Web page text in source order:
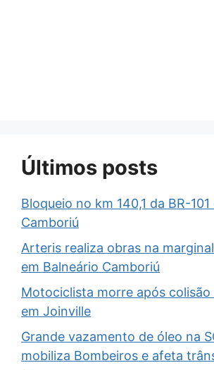
Últimos posts
Bloqueio no km 140,1 da BR-
Camboriú
Arteris realiza obras na marginal
em Balneário Camboriú
Motociclista morre após
em Joinville
Grande vazamento de óleo na
mobiliza Bombeiros e afeta